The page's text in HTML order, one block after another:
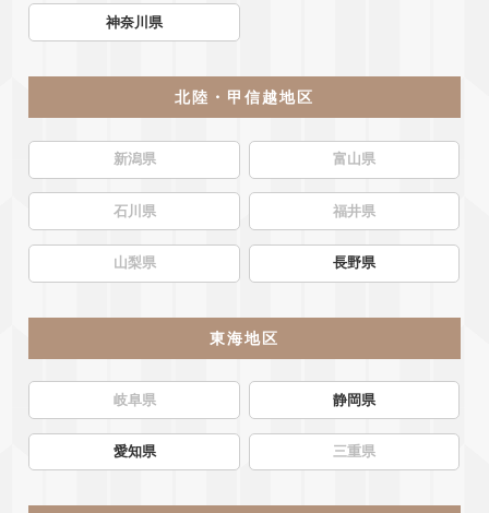
神奈川県
北陸・甲信越地区
新潟県 富山県
石川県 福井県
山梨県 長野県
東海地区
岐阜県 静岡県
愛知県 三重県